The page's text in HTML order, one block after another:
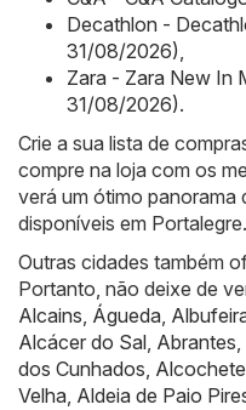
Decathlon -
31/08/2026),
Zara - Zara New In
31/08/2026).
Crie a sua lista de
compre na loja com os
verá um ótimo panorama
disponíveis em Portalegre.
Outras cidades também
Portanto, não deixe de
Alcains, Águeda,
Alcácer do Sal, Abrantes,
dos Cunhados, Alcochete
Velha, Aldeia de Paio